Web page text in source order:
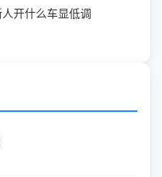
开什么车显低调